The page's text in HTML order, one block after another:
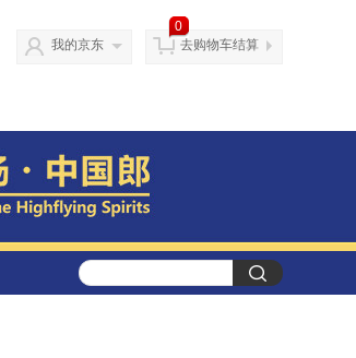
我的京东
0
去购物车结算